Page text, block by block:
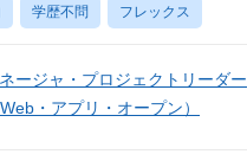
学歴不問 フレックス
ージャ・プロジェクトリーダー
・アプリ・オープン）